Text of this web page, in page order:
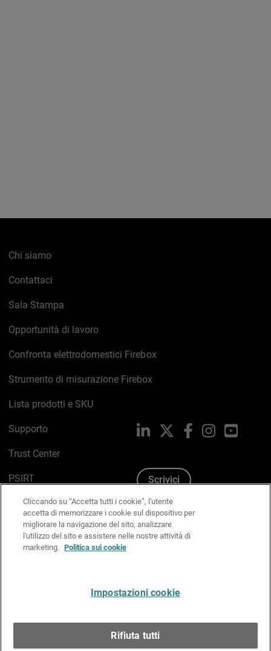
Chi siamo
Contattaci
Sala Stampa
Opportunità di lavoro
Confronta elettrodomestici Firebox
Strumento di misurazione Firebox
Lista prodotti e SKU
Supporto
Trust Center
PSIRT
Politica sui cookie
Informativa sulla privacy
Kit Media & Brand
LinkedIn FacebookInstagram
Scrivici
Cliccando su “Accetta tutti i cookie”, l'utente
accetta di memorizzare i cookie sul dispositivo per
migliorare la navigazione del sito, analizzare
l'utilizzo del sito e assistere nelle nostre attività di
marketing. Politica sui cookie
Impostazioni cookie
Rifiuta tutti